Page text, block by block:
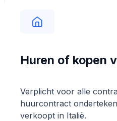
Huren of kopen
Verplicht voor alle
huurcontract
verkoopt in Italië.